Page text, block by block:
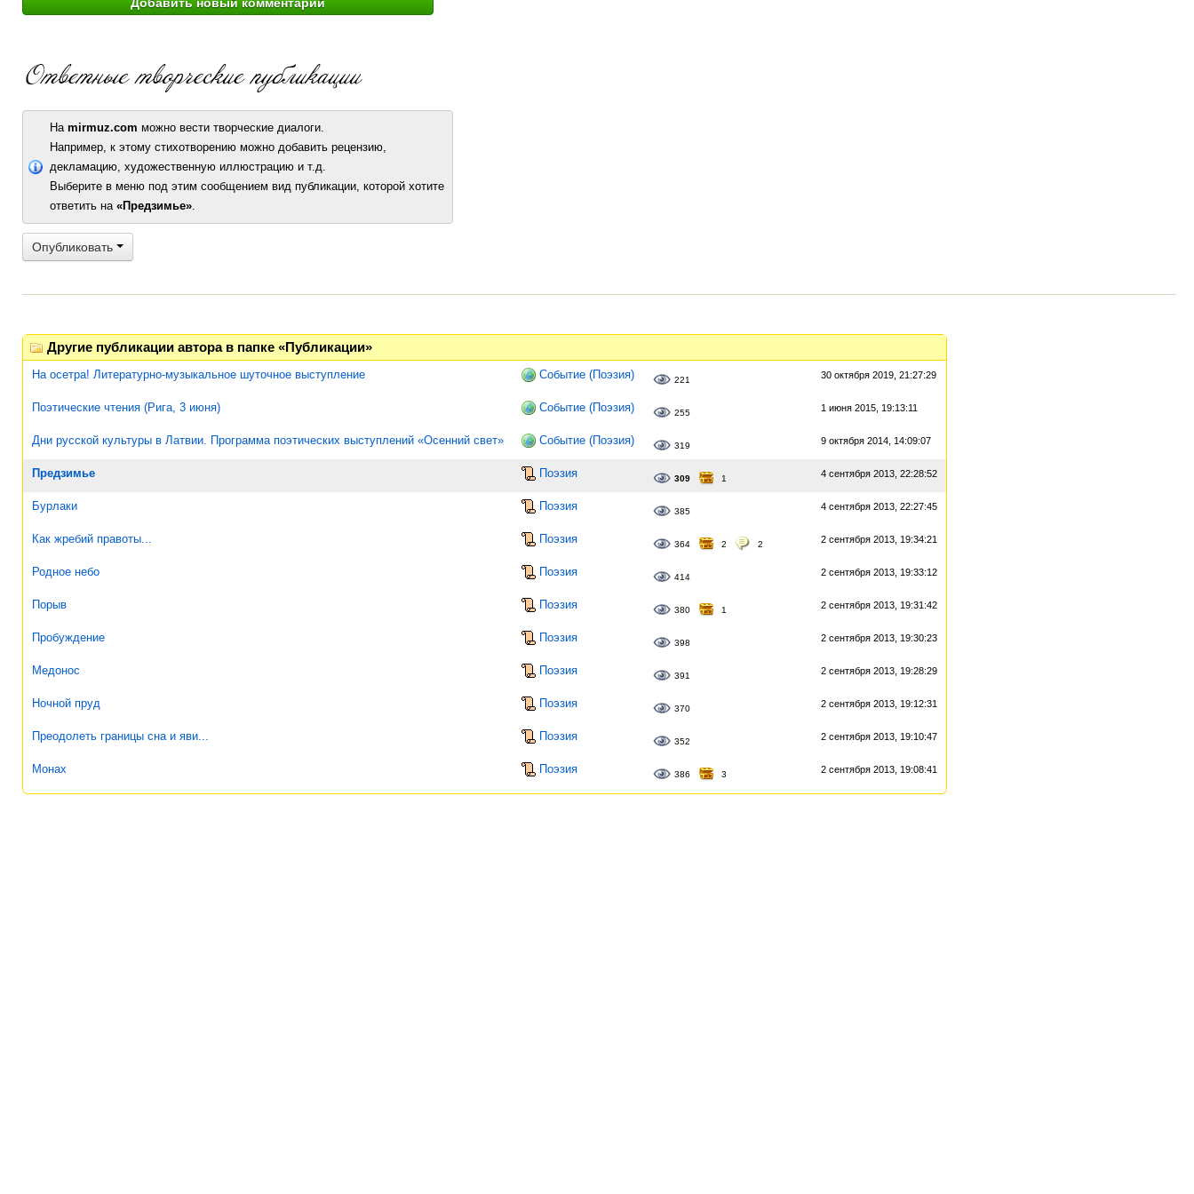
На mirmuz.com можно вести творческие диалоги.
Например, к этому стихотворению можно добавить рецензию,
декламацию, художественную иллюстрацию и т.д.
Выберите в меню под этим сообщением вид публикации, которой хотите
ответить на «Предзимье».
Опубликовать
Другие публикации автора в папке «Публикации»
На осетра! Литературно-музыкальное шуточное выступление Событие (Поэзия) 221 30 октября 2019, 21:27:29
Поэтические чтения (Рига, 3 июня) Событие (Поэзия) 255 1 июня 2015, 19:13:11
Дни русской культуры в Латвии. Программа поэтических выступлений «Осенний свет» Событие (Поэзия) 319 9 октября 2014, 14:09:07
Предзимье Поэзия 309 1 4 сентября 2013, 22:28:52
Бурлаки Поэзия 385 4 сентября 2013, 22:27:45
Как жребий правоты... Поэзия 364 2 2 2 сентября 2013, 19:34:21
Родное небо Поэзия 414 2 сентября 2013, 19:33:12
Порыв Поэзия 380 1 2 сентября 2013, 19:31:42
Пробуждение Поэзия 398 2 сентября 2013, 19:30:23
Медонос Поэзия 391 2 сентября 2013, 19:28:29
Ночной пруд Поэзия 370 2 сентября 2013, 19:12:31
Преодолеть границы сна и яви... Поэзия 352 2 сентября 2013, 19:10:47
Монах Поэзия 386 3 2 сентября 2013, 19:08:41